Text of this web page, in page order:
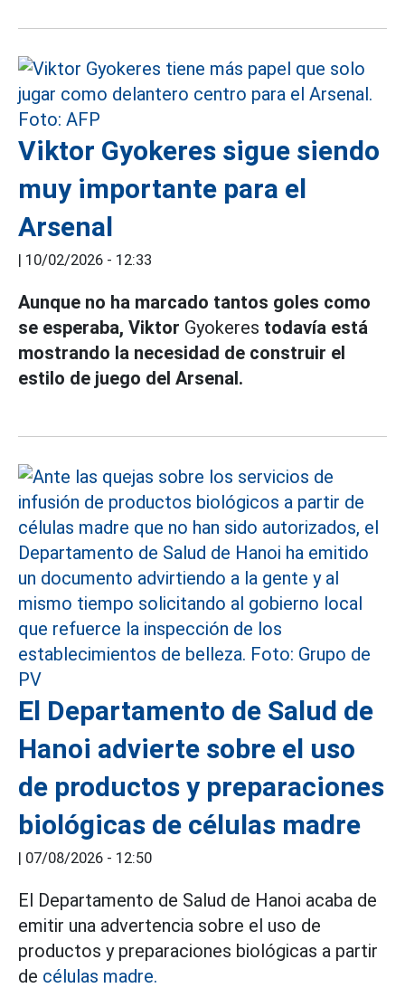
Viktor Gyokeres sigue siendo
muy importante para el
Arsenal
| 10/02/2026 - 12:33
Aunque no ha marcado tantos goles como
se esperaba, Viktor Gyokeres todavía está
mostrando la necesidad de construir el
estilo de juego del Arsenal.
El Departamento de Salud de
Hanoi advierte sobre el uso
de productos y preparaciones
biológicas de células madre
| 07/08/2026 - 12:50
El Departamento de Salud de Hanoi acaba de
emitir una advertencia sobre el uso de
productos y preparaciones biológicas a partir
de células madre.